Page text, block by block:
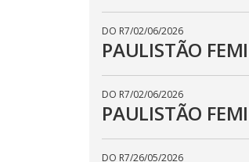
DO R7/02/06/2026
PAULISTÃO
DO R7/02/06/2026
PAULISTÃO
DO R7/26/05/2026